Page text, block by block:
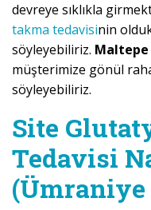
devreye sıklıkla
takma tedavisinin
söyleyebiliriz. Maltepe
müşterimize gönül
söyleyebiliriz.
Site
Tedavisi